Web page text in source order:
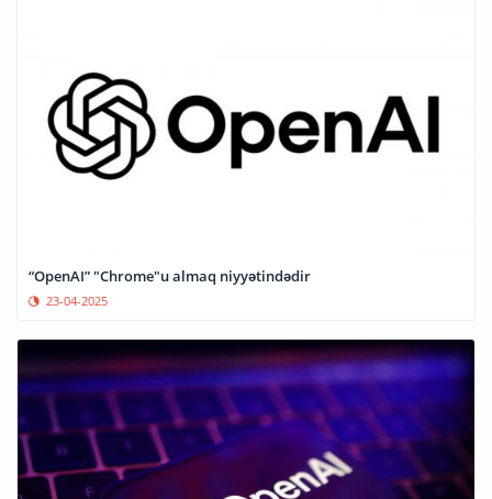
“OpenAI” "Chrome"u almaq niyyətindədir
23-04-2025